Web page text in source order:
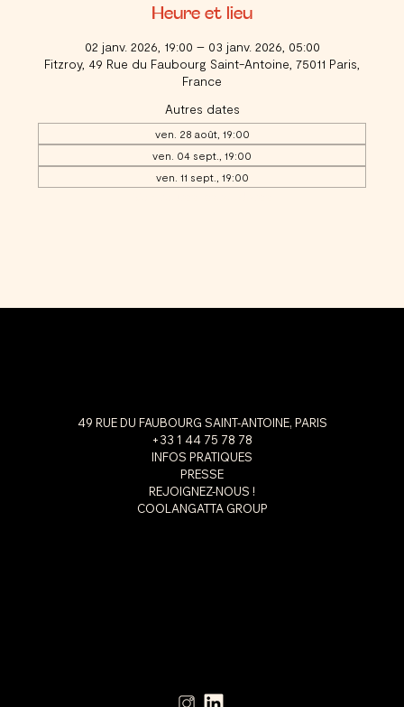
Heure et lieu
02 janv. 2026, 19:00 – 03 janv. 2026, 05:00
Fitzroy, 49 Rue du Faubourg Saint-Antoine, 75011 Paris,
France
Autres dates
ven. 28 août, 19:00
ven. 04 sept., 19:00
ven. 11 sept., 19:00
49 RUE DU FAUBOURG SAINT-ANTOINE, PARIS
+33 1 44 75 78 78
INFOS PRATIQUES
PRESSE
REJOIGNEZ-NOUS !
COOLANGATTA GROUP